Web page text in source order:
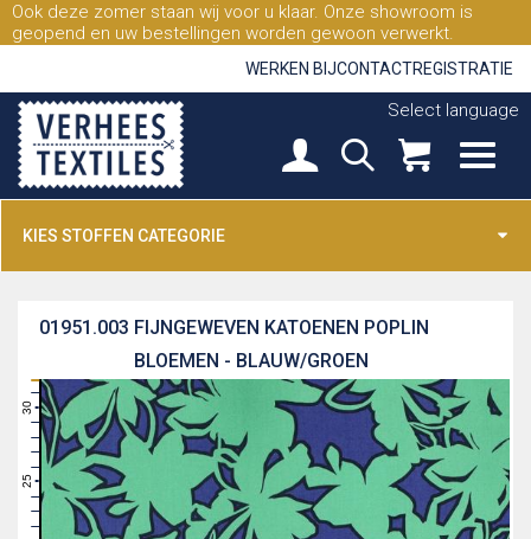
Ook deze zomer staan wij voor u klaar. Onze showroom is
geopend en uw bestellingen worden gewoon verwerkt.
WERKEN BIJCONTACTREGISTRATIE
Select language
KIES STOFFEN CATEGORIE
FIJNGEWEVEN KATOENEN POPLIN
BLOEMEN - BLAUW/GROEN
01951.003
24
25
26
29
30
31